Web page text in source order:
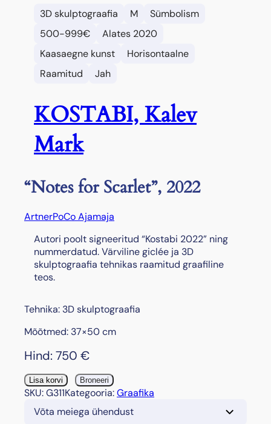
3D skulptograafia M
Sümbolism
500-999€
Alates 2020
Kaasaegne kunst
Horisontaalne
Raamitud
Jah
KOSTABI, Kalev
Mark
“Notes for Scarlet”, 2022
ArtnerPoCo Ajamaja
Autori poolt signeeritud “Kostabi 2022” ning
nummerdatud. Värviline giclée ja 3D
skulptograafia tehnikas raamitud graafiline
teos.
Tehnika: 3D skulptograafia
Mõõtmed: 37×50 cm
Hind: 750 €
"
N
Lisa korvi Broneeri
SKU:G311Kategooria:Graafika
Võta meiega ühendust